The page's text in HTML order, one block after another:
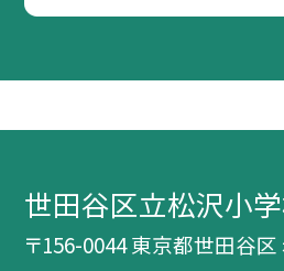
世田谷区立松沢小
〒156-0044 東京都世田谷